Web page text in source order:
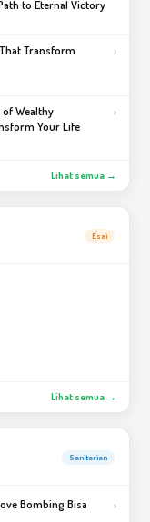
to Eternal Victory
Transform
›
of Wealthy
Your Life
›
Lihat semua →
Esai
Lihat semua →
Sanitarian
Bombing Bisa
›